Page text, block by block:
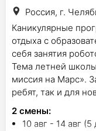
Россия, г.
Каникулярные
отдыха с
себя занятия
Тема летней
миссия на Марс».
ребят, так и для
2 смены:
10 авг - 14 авг